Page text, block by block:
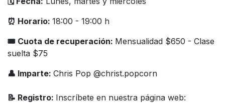
⏰ Horario: 18:00 - 19:00 h
🎟 Cuota de recuperación: Mensualidad $650 - Clase
suelta $75
👤 Imparte: Chris Pop @christ.popcorn
📝 Registro: Inscríbete en nuestra página web: